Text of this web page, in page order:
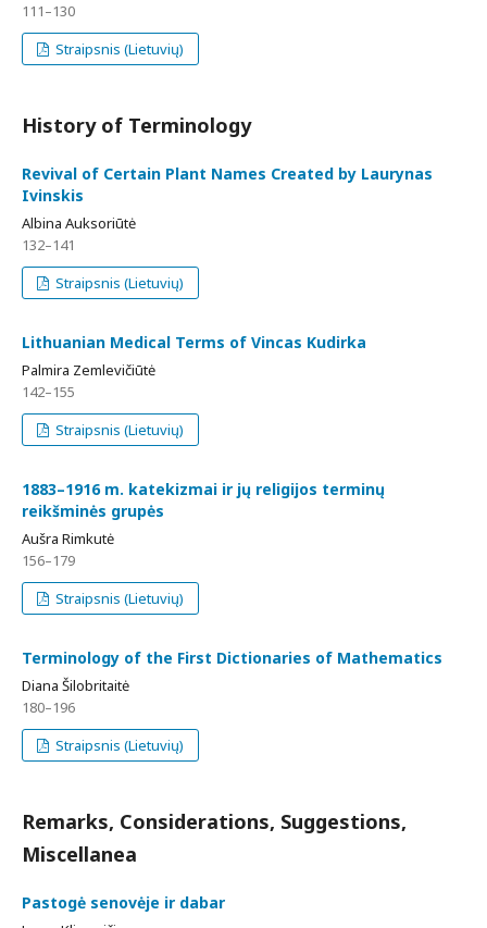
111–130
Straipsnis (Lietuvių)
History of Terminology
Revival of Certain Plant Names Created by Laurynas
Ivinskis
Albina Auksoriūtė
132–141
Straipsnis (Lietuvių)
Lithuanian Medical Terms of Vincas Kudirka
Palmira Zemlevičiūtė
142–155
Straipsnis (Lietuvių)
1883–1916 m. katekizmai ir jų religijos terminų
reikšminės grupės
Aušra Rimkutė
156–179
Straipsnis (Lietuvių)
Terminology of the First Dictionaries of Mathematics
Diana Šilobritaitė
180–196
Straipsnis (Lietuvių)
Remarks, Considerations, Suggestions,
Miscellanea
Pastogė senovėje ir dabar